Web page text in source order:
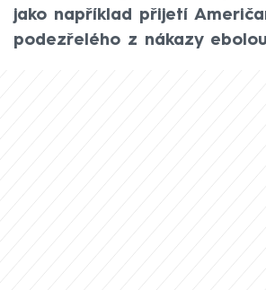
jako například přijetí
podezřelého z nákazy